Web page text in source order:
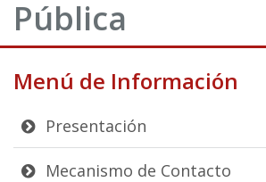
Pública
Menú de Información
Presentación
Mecanismo de Contacto